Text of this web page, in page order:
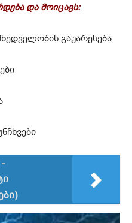
და მოიცავს:
გაუარესება